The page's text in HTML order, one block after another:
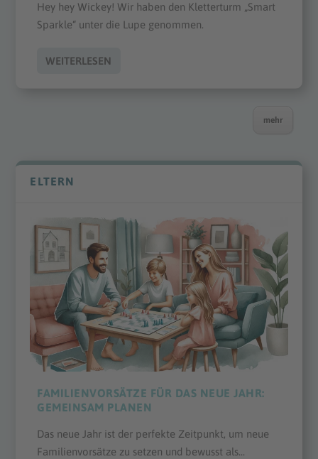
Hey hey Wickey! Wir haben den Kletterturm „Smart
Sparkle“ unter die Lupe genommen.
WEITERLESEN
mehr
ELTERN
FAMILIENVORSÄTZE FÜR DAS NEUE JAHR:
GEMEINSAM PLANEN
Das neue Jahr ist der perfekte Zeitpunkt, um neue
Familienvorsätze zu setzen und bewusst als...